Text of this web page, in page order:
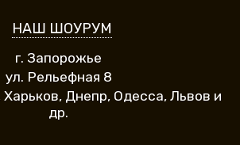
НАШ ШОУРУМ
г. Запорожье
ул. Рельефная 8
Днепр, Одесса, Львов и
др.